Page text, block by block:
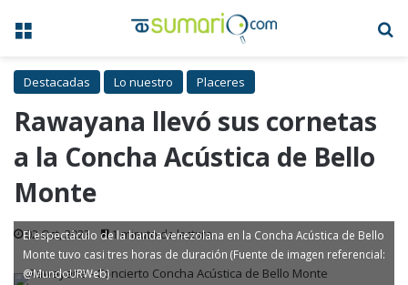
Menú
Destacadas Lo nuestro Placeres
Rawayana llevó sus cornetas
a la Concha Acústica de Bello
Monte
02 Oct, 2023 1 minuto de lectura
El espectáculo de la banda venezolana en la Concha Acústica de Bello
Monte tuvo casi tres horas de duración (Fuente de imagen referencial:
@MundoURWeb)